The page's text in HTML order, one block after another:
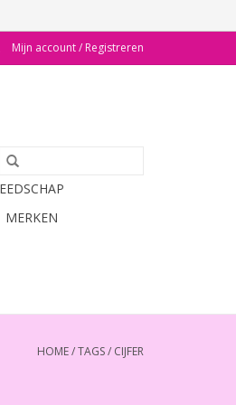
Mijn account / Registreren
MERKEN
HOME/TAGS/ CIJFER